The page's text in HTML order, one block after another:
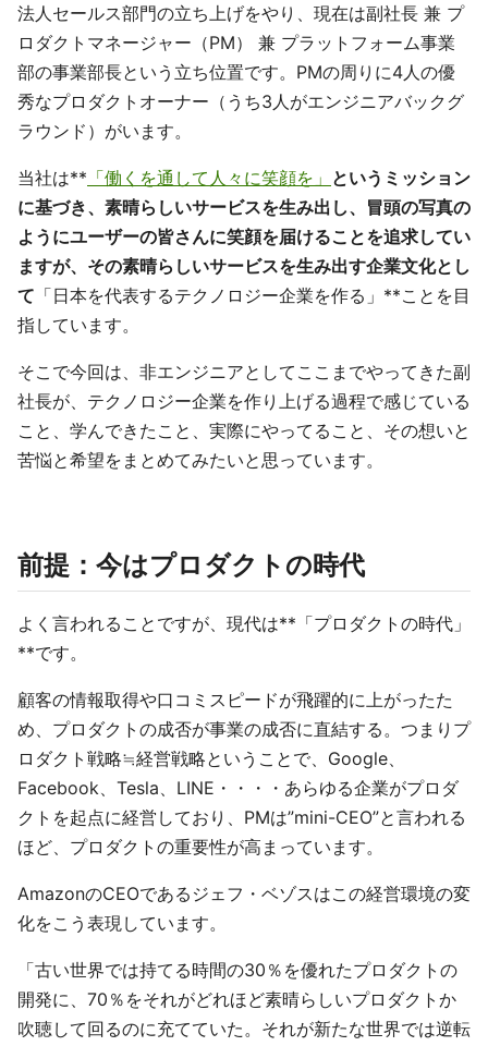
法人セールス部門の立ち上げをやり、現在は副社長 兼 プ
ロダクトマネージャー（PM） 兼 プラットフォーム事業
部の事業部長という立ち位置です。PMの周りに4人の優
秀なプロダクトオーナー（うち3人がエンジニアバックグ
ラウンド）がいます。
当社は** 「働くを通して人々に笑顔を」 というミッション
に基づき、素晴らしいサービスを生み出し、冒頭の写真の
ようにユーザーの皆さんに笑顔を届けることを追求してい
ますが、その素晴らしいサービスを生み出す企業文化とし
て 「日本を代表するテクノロジー企業を作る」**ことを目
指しています。
そこで今回は、非エンジニアとしてここまでやってきた副
社長が、テクノロジー企業を作り上げる過程で感じている
こと、学んできたこと、実際にやってること、その想いと
苦悩と希望をまとめてみたいと思っています。
前提：今はプロダクトの時代
よく言われることですが、現代は**「プロダクトの時代」
**です。
顧客の情報取得や口コミスピードが飛躍的に上がったた
め、プロダクトの成否が事業の成否に直結する。つまりプ
ロダクト戦略≒経営戦略ということで、Google、
Facebook、Tesla、LINE・・・・あらゆる企業がプロダ
クトを起点に経営しており、PMは”mini-CEO”と言われる
ほど、プロダクトの重要性が高まっています。
AmazonのCEOであるジェフ・ベゾスはこの経営環境の変
化をこう表現しています。
「古い世界では持てる時間の30％を優れたプロダクトの
開発に、70％をそれがどれほど素晴らしいプロダクトか
吹聴して回るのに充てていた。それが新たな世界では逆転